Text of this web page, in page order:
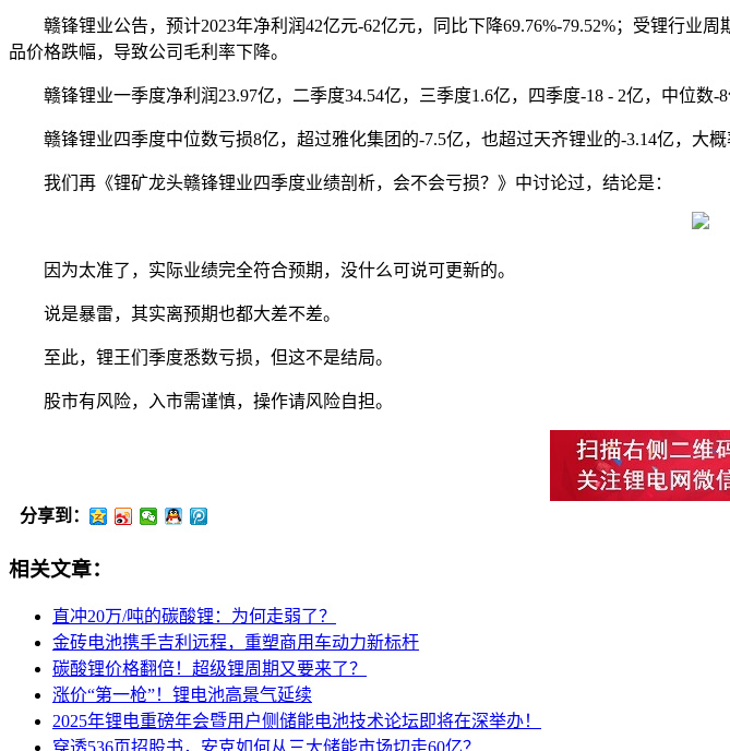
赣锋锂业公告，预计2023年净利润42亿元-62亿元，同比下降69.76%-79.52%；受锂行
品价格跌幅，导致公司毛利率下降。
赣锋锂业一季度净利润23.97亿，二季度34.54亿，三季度1.6亿，四季度-18 - 2亿，中位数-8
赣锋锂业四季度中位数亏损8亿，超过雅化集团的-7.5亿，也超过天齐锂业的-3.14亿，大概
我们再《锂矿龙头赣锋锂业四季度业绩剖析，会不会亏损？》中讨论过，结论是：
因为太准了，实际业绩完全符合预期，没什么可说可更新的。
说是暴雷，其实离预期也都大差不差。
至此，锂王们季度悉数亏损，但这不是结局。
股市有风险，入市需谨慎，操作请风险自担。
分享到：
相关文章：
直冲20万/吨的碳酸锂：为何走弱了？
金砖电池携手吉利远程，重塑商用车动力新标杆
碳酸锂价格翻倍！超级锂周期又要来了？
涨价“第一枪”！锂电池高景气延续
2025年锂电重磅年会暨用户侧储能电池技术论坛即将在深举办！